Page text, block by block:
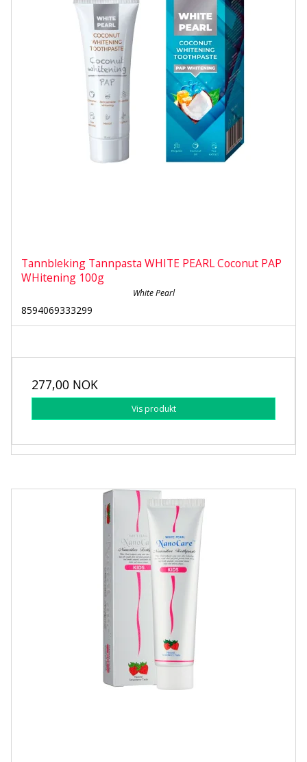
Tannbleking Tannpasta WHITE PEARL Coconut PAP
WHitening 100g
White Pearl
8594069333299
277,00 NOK
Vis produkt